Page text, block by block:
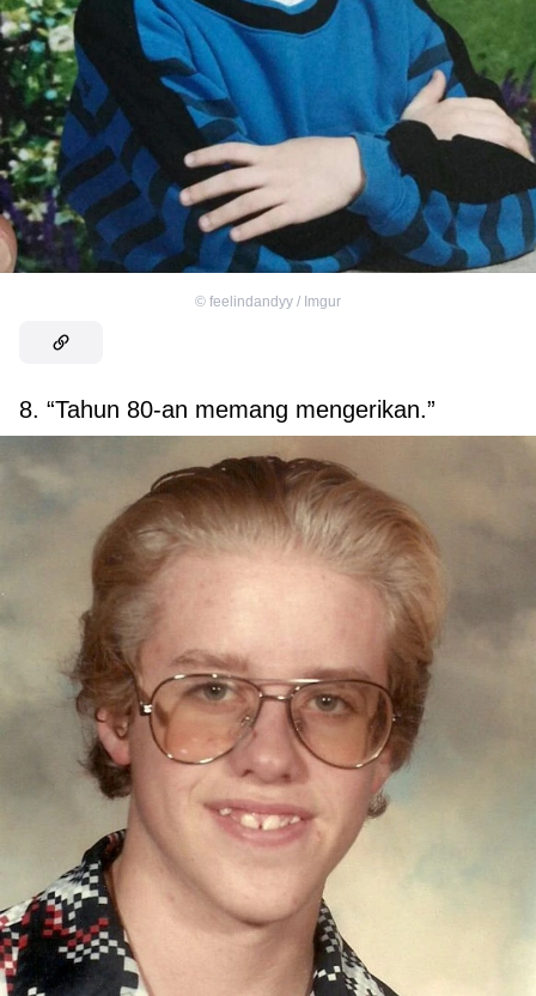
© feelindandyy / Imgur
8. “Tahun 80-an memang mengerikan.”